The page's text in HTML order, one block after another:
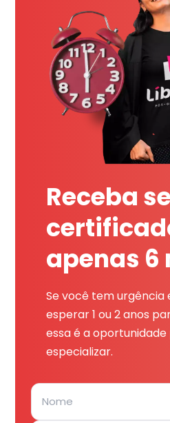
Receba
apenas 6
Se você tem urgência
esperar 1 ou 2 anos
essa é a oportunidade
especializar.